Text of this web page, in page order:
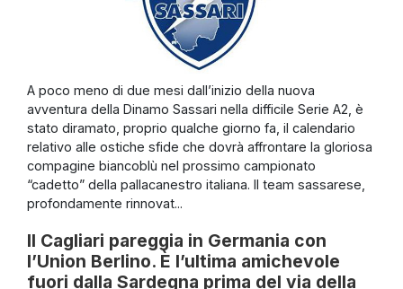
A poco meno di due mesi dall’inizio della nuova
avventura della Dinamo Sassari nella difficile Serie A2, è
stato diramato, proprio qualche giorno fa, il calendario
relativo alle ostiche sfide che dovrà affrontare la gloriosa
compagine biancoblù nel prossimo campionato
“cadetto” della pallacanestro italiana. Il team sassarese,
profondamente rinnovat...
Il Cagliari pareggia in Germania con
l’Union Berlino. È l’ultima amichevole
fuori dalla Sardegna prima del via della